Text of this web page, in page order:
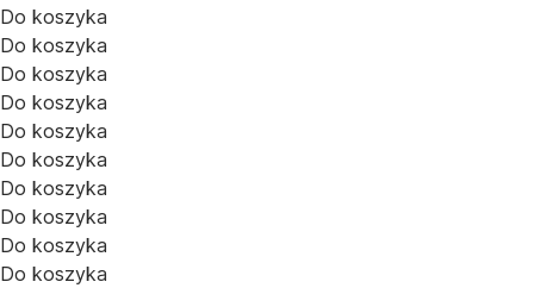
Do koszyka
Do koszyka
Do koszyka
Do koszyka
Do koszyka
Do koszyka
Do koszyka
Do koszyka
Do koszyka
Do koszyka